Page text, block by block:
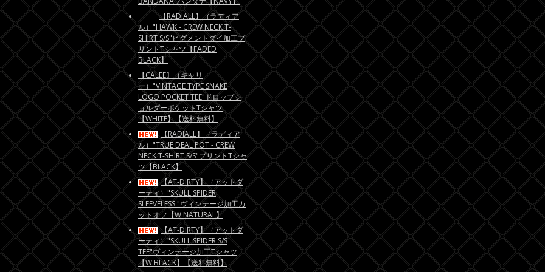
【RADIALL】（ラディア
ル）"HAWK - CREW NECK T-
SHIRT S/S"ピグメントダイ加工プ
リントTシャツ【FADED
BLACK】
【CALEE】（キャリ
ー）"VINTAGE TYPE SNAKE
LOGO POCKET TEE"ドロップシ
ョルダーポケットTシャツ
【WHITE】【送料無料】
【RADIALL】（ラディア
ル）"TRUE DEAL POT - CREW
NECK T-SHIRT S/S"プリントTシャ
ツ【BLACK】
【AT-DIRTY】（アットダ
ーティ）"SKULL SPIDER
SLEEVELESS "ヴィンテージ加工カ
ットオフ【W.NATURAL】
【AT-DIRTY】（アットダ
ーティ）"SKULL SPIDER S/S
TEE"ヴィンテージ加工Tシャツ
【W.BLACK】【送料無料】